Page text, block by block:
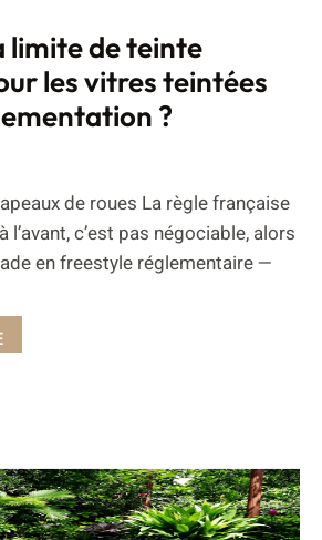
limite de teinte
les vitres teintées
?
de roues La règle française
l’avant, c’est pas négociable, alors
en freestyle réglementaire —